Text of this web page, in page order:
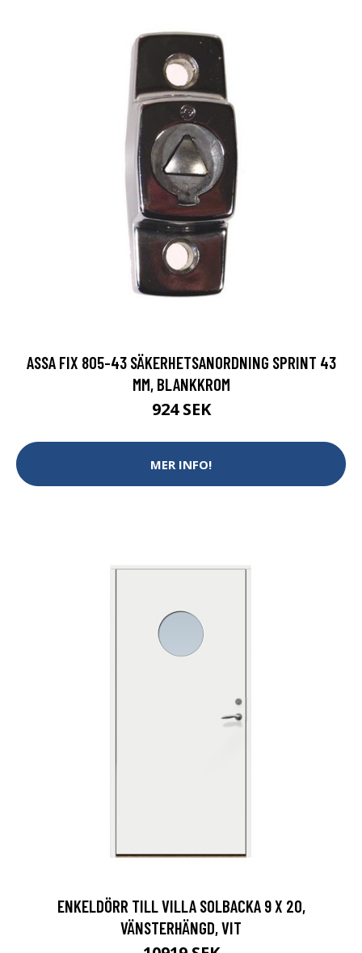
ASSA FIX 805-43 SÄKERHETSANORDNING SPRINT 43
MM, BLANKKROM
924 SEK
MER INFO!
ENKELDÖRR TILL VILLA SOLBACKA 9 X 20,
VÄNSTERHÄNGD, VIT